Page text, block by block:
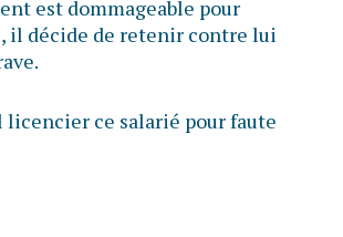
est dommageable pour
il décide de retenir contre lui
ce salarié pour faute